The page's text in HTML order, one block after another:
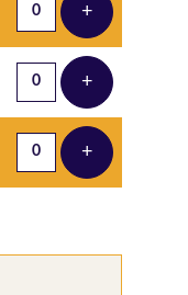
+Voeg ticket
+Voeg ticket
+Voeg ticket